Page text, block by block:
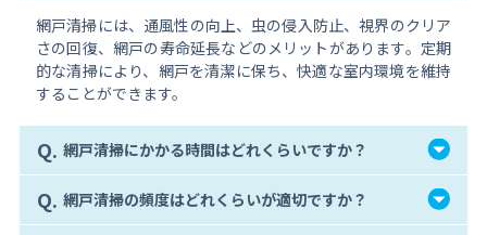
網戸清掃には、通風性の向上、虫の侵入防止、視界のクリア
さの回復、網戸の寿命延長などのメリットがあります。定期
的な清掃により、網戸を清潔に保ち、快適な室内環境を維持
することができます。
Q. 網戸清掃にかかる時間はどれくらいですか？
Q. 網戸清掃の頻度はどれくらいが適切ですか？